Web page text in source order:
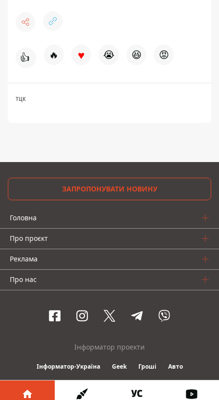
👍 🔥 ♥ 😭 😆 😡
ТЦК
ЗАПРОПОНУВАТИ НОВИНУ
Головна
Про проєкт
Реклама
Про нас
Інформатор проекти
Інформатор-Україна Geek Гроші Авто
© 2016-2026 Informator